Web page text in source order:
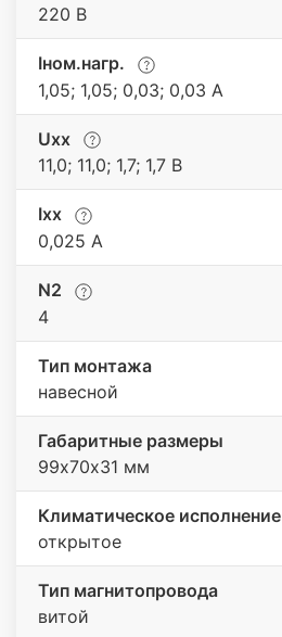
220 В
Iном.нагр.
1,05; 1,05; 0,03; 0,03 А
Uхх
11,0; 11,0; 1,7; 1,7 В
Iхх
0,025 A
N2
4
Тип монтажа
навесной
Габаритные размеры
99х70х31 мм
Климатическое исполнение
открытое
Тип магнитопровода
витой